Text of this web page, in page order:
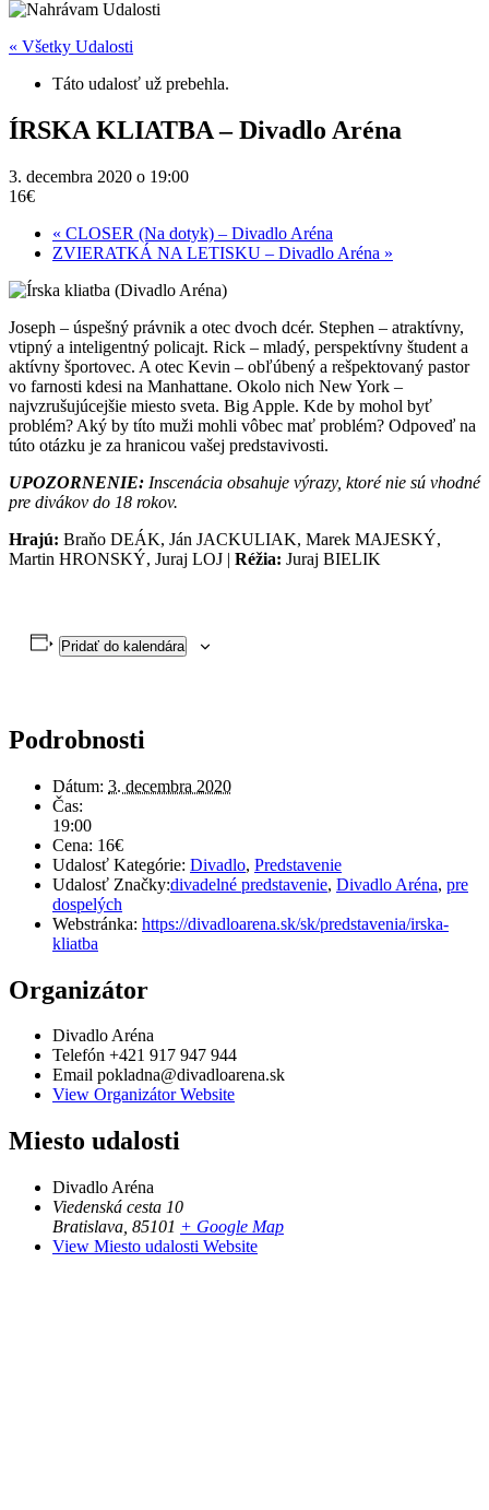
« Všetky Udalosti
Táto udalosť už prebehla.
ÍRSKA KLIATBA – Divadlo Aréna
3. decembra 2020 o 19:00
16€
« CLOSER (Na dotyk) – Divadlo Aréna
ZVIERATKÁ NA LETISKU – Divadlo Aréna »
Joseph – úspešný právnik a otec dvoch dcér. Stephen – atraktívny,
vtipný a inteligentný policajt. Rick – mladý, perspektívny študent a
aktívny športovec. A otec Kevin – obľúbený a rešpektovaný pastor
vo farnosti kdesi na Manhattane. Okolo nich New York –
najvzrušujúcejšie miesto sveta. Big Apple. Kde by mohol byť
problém? Aký by títo muži mohli vôbec mať problém? Odpoveď na
túto otázku je za hranicou vašej predstavivosti.
UPOZORNENIE: Inscenácia obsahuje výrazy, ktoré nie sú vhodné
pre divákov do 18 rokov.
Hrajú: Braňo DEÁK, Ján JACKULIAK, Marek MAJESKÝ,
Martin HRONSKÝ, Juraj LOJ | Réžia: Juraj BIELIK
Pridať do kalendára
Podrobnosti
Dátum: 3. decembra 2020
Čas:
19:00
Cena: 16€
Udalosť Kategórie: Divadlo, Predstavenie
Udalosť Značky:divadelné predstavenie, Divadlo Aréna, pre
dospelých
Webstránka: https://divadloarena.sk/sk/predstavenia/irska-
kliatba
Organizátor
Divadlo Aréna
Telefón +421 917 947 944
Email pokladna@divadloarena.sk
View Organizátor Website
Miesto udalosti
Divadlo Aréna
Viedenská cesta 10
Bratislava 85101 + Google Map
View Miesto udalosti Website